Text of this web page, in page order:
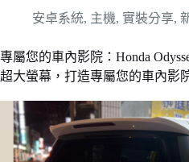
安卓系統, 主機, 實裝分享,
專屬您的車內影院：Honda
超大螢幕，打造專屬您的車內影